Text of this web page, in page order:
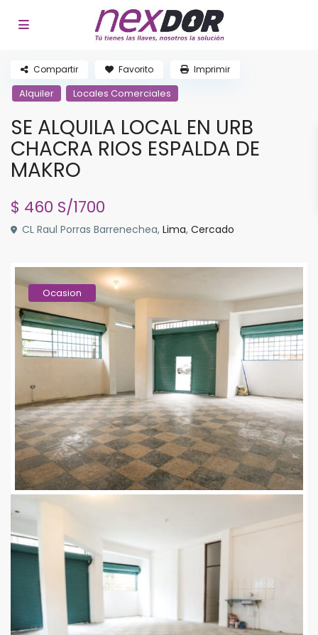
Alquiler Locales Comerciales
SE ALQUILA LOCAL EN URB
CHACRA RIOS ESPALDA DE
MAKRO
$ 460 S/1700
CL Raul Porras Barrenechea,Lima,Cercado
Compartir Favorito Imprimir
Ocasion